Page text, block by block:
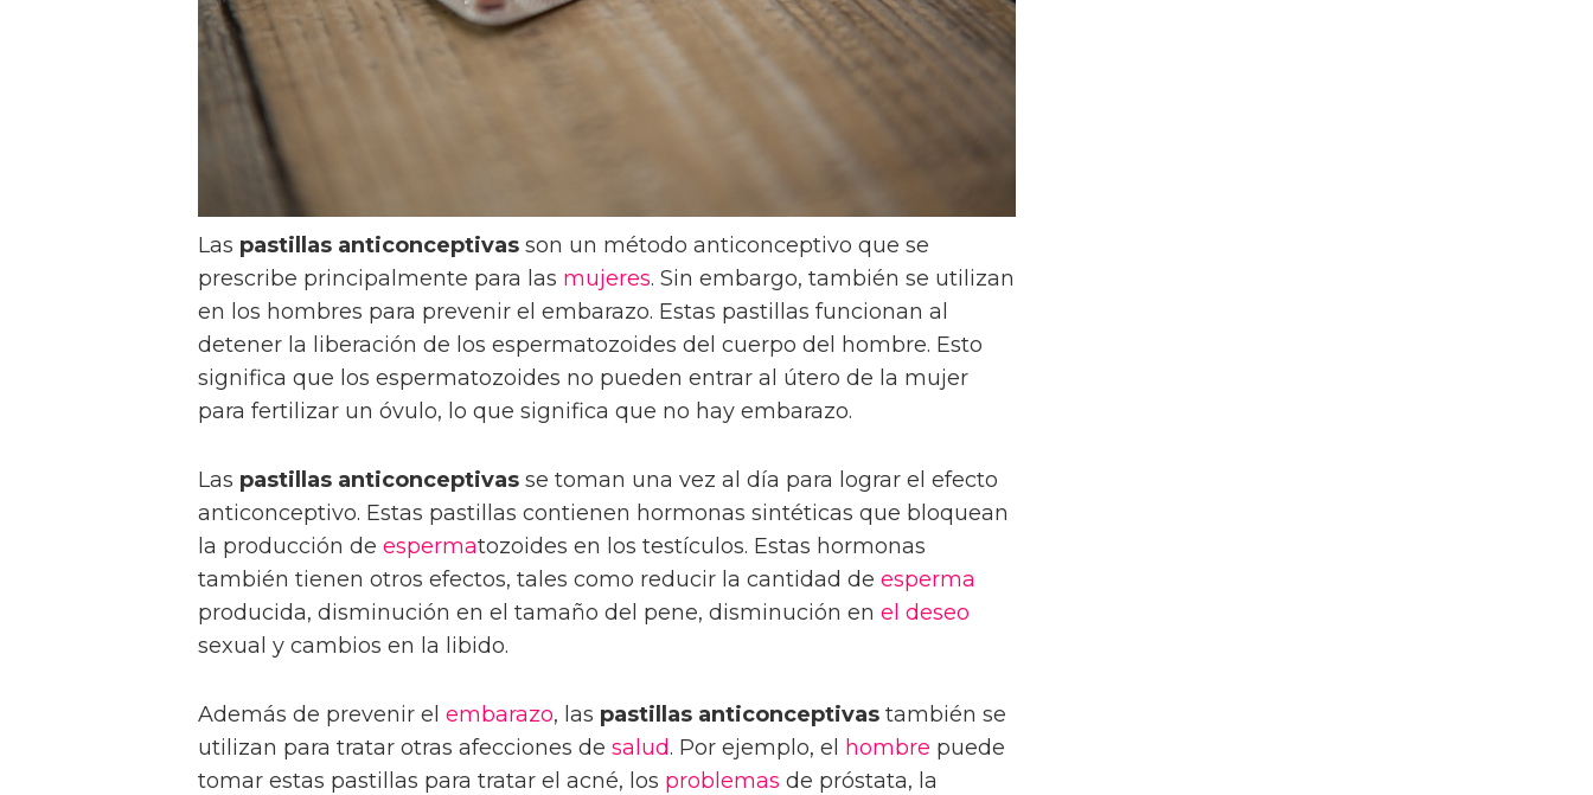
Las pastillas anticonceptivas son un método anticonceptivo que se
prescribe principalmente para las mujeres. Sin embargo, también se utilizan
en los hombres para prevenir el embarazo. Estas pastillas funcionan al
detener la liberación de los espermatozoides del cuerpo del hombre. Esto
significa que los espermatozoides no pueden entrar al útero de la mujer
para fertilizar un óvulo, lo que significa que no hay embarazo.
Las pastillas anticonceptivas se toman una vez al día para lograr el efecto
anticonceptivo. Estas pastillas contienen hormonas sintéticas que bloquean
la producción de espermatozoides en los testículos. Estas hormonas
también tienen otros efectos, tales como reducir la cantidad de esperma
producida, disminución en el tamaño del pene, disminución en el deseo
sexual y cambios en la libido.
Además de prevenir el embarazo, las pastillas anticonceptivas también se
utilizan para tratar otras afecciones de salud. Por ejemplo, el hombre puede
tomar estas pastillas para tratar el acné, los problemas de próstata, la